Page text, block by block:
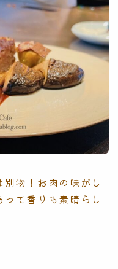
物！お肉の味がし
て香りも素晴らし